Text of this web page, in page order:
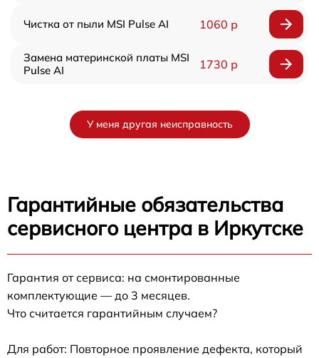
Чистка от пыли MSI Pulse AI 1060 р
Замена материнской платы MSI
Pulse AI
1730 р
У меня другая неисправность
Гарантийные обязательства
сервисного центра в Иркутске
Гарантия от сервиса: на смонтированные
комплектующие — до 3 месяцев.
Что считается гарантийным случаем?
Для работ: Повторное проявление дефекта, который